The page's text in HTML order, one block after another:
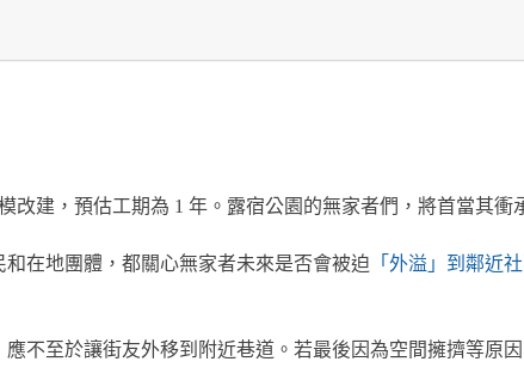
改建，預估工期為 1 年。露宿公園的無家者們，將首當其
在地團體，都關心無家者未來是否會被迫 「外溢」到鄰近
不至於讓街友外移到附近巷道。若最後因為空間擁擠等原